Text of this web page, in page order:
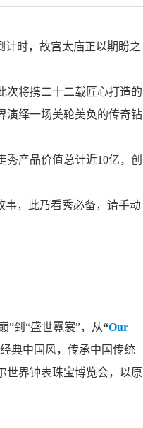
计时，故宫太庙正以期盼之
次将携二十二载匠心打造的
演绎一场美轮美奂的传奇钻
产品价值总计近10亿，创
事，此乃看秀必备，请手动
”到“盛世霓裳”，从“Our
典中国风，传承中国传统
世界钟表珠宝博览会，以原